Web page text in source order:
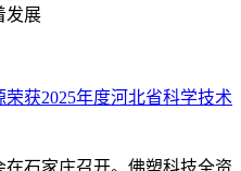
发展
获2025年度河北省科学技术